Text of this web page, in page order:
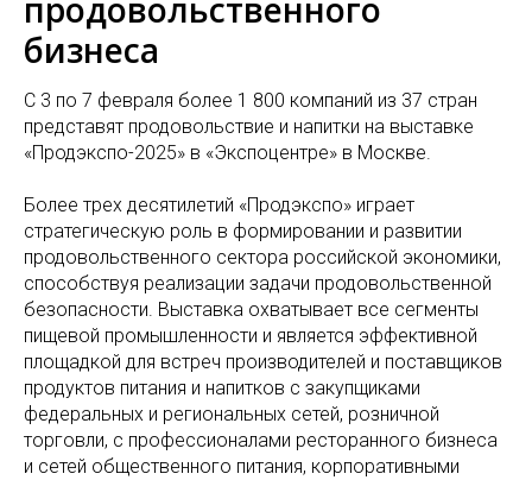
продовольственного
бизнеса
С 3 по 7 февраля более 1 800 компаний из 37 стран
представят продовольствие и напитки на выставке
«Продэкспо-2025» в «Экспоцентре» в Москве.
Более трех десятилетий «Продэкспо» играет
стратегическую роль в формировании и развитии
продовольственного сектора российской экономики,
способствуя реализации задачи продовольственной
безопасности. Выставка охватывает все сегменты
пищевой промышленности и является эффективной
площадкой для встреч производителей и поставщиков
продуктов питания и напитков с закупщиками
федеральных и региональных сетей, розничной
торговли, с профессионалами ресторанного бизнеса
и сетей общественного питания, корпоративными